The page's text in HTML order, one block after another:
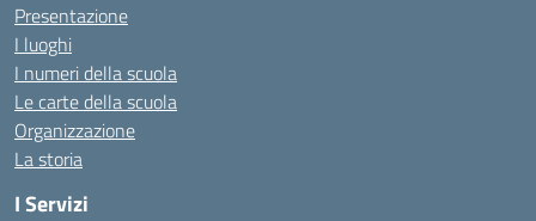
Presentazione
I luoghi
I numeri della scuola
Le carte della scuola
Organizzazione
La storia
I Servizi